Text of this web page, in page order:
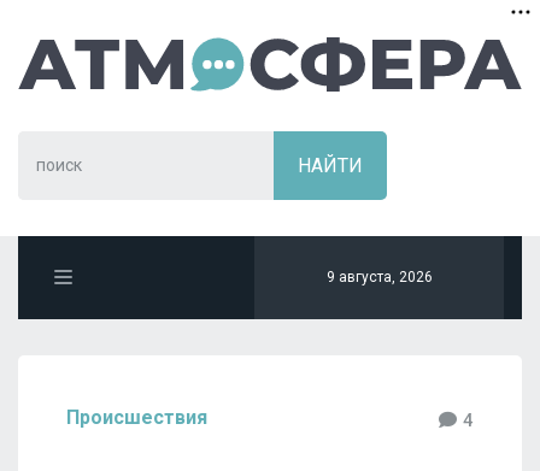
9 августа, 2026
Происшествия 4